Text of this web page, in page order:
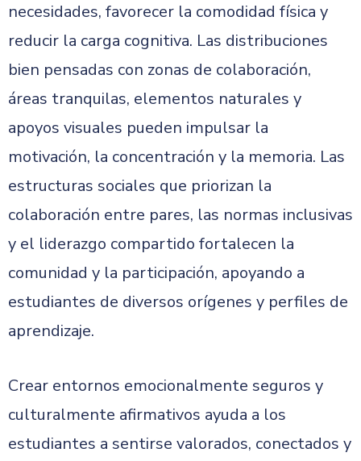
necesidades, favorecer la comodidad física y
reducir la carga cognitiva. Las distribuciones
bien pensadas con zonas de colaboración,
áreas tranquilas, elementos naturales y
apoyos visuales pueden impulsar la
motivación, la concentración y la memoria. Las
estructuras sociales que priorizan la
colaboración entre pares, las normas inclusivas
y el liderazgo compartido fortalecen la
comunidad y la participación, apoyando a
estudiantes de diversos orígenes y perfiles de
aprendizaje.
Crear entornos emocionalmente seguros y
culturalmente afirmativos ayuda a los
estudiantes a sentirse valorados, conectados y